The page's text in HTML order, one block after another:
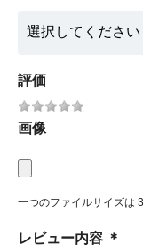
評価
画像
一つのファイルサイズは
レビュー内容 ＊